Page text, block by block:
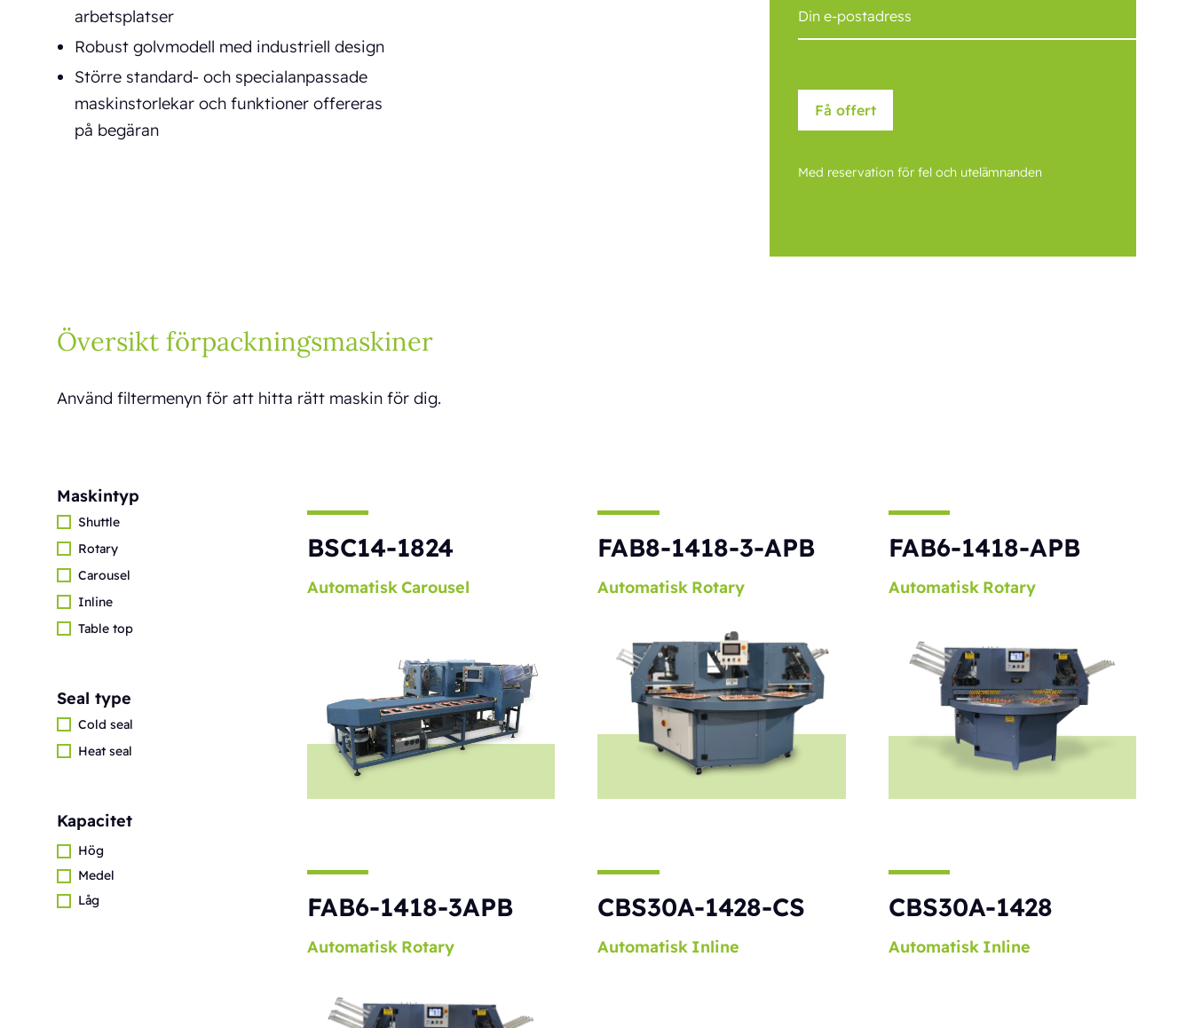
arbetsplatser
Robust golvmodell med industriell design
Större standard- och specialanpassade
maskinstorlekar och funktioner offereras
på begäran
Med reservation för fel och utelämnanden
Översikt förpackningsmaskiner
Använd filtermenyn för att hitta rätt maskin för dig.
Maskintyp
Shuttle
Rotary
Carousel
Inline
Table top
Seal type
Cold seal
Heat seal
Kapacitet
Hög
Medel
Låg
BSC14-1824
Automatisk Carousel
FAB8-1418-3-APB
Automatisk Rotary
FAB6-1418-APB
Automatisk Rotary
FAB6-1418-3APB
Automatisk Rotary
CBS30A-1428-CS
Automatisk Inline
CBS30A-1428
Automatisk Inline